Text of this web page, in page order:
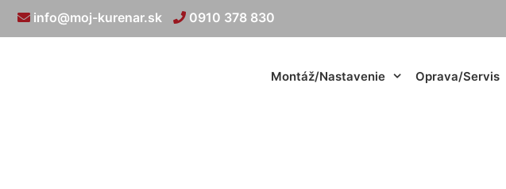
info@moj-kurenar.sk 0910 378 830
Montáž/Nastavenie Oprava/Servis